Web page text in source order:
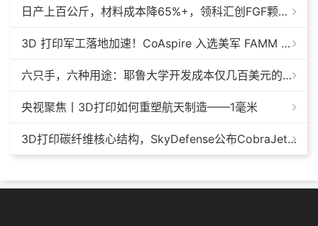
日产上百公斤，材料成本降65%+，领科汇创FGF颗粒料3D打印机
3D 打印军工落地加速！CoAspire 入选美军 FAMM 导弹项目，RAACM 巡航导弹依托增材制造推进量产
六只手，六种用途：耶鲁大学开发成本仅几百美元的3D打印多功能假肢套装
央视聚焦丨3D打印如何重塑航天制造——1毫米
3D打印碳纤维核心结构，SkyDefense公布CobraJet反无人机拦截机最新进展